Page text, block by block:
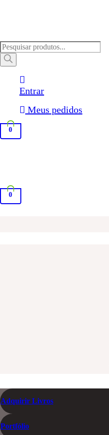
Pesquisar
produtos
Entrar
Meus pedidos
0
0
Adquirir Livros
Portfólio